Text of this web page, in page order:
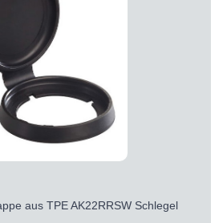
aus TPE AK22RRSW Schlegel